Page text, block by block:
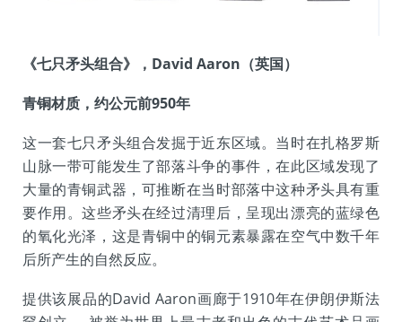
《七只矛头组合》，David Aaron（英国）
青铜材质，约公元前950年
这一套七只矛头组合发掘于近东区域。当时在扎格罗斯
山脉一带可能发生了部落斗争的事件，在此区域发现了
大量的青铜武器，可推断在当时部落中这种矛头具有重
要作用。这些矛头在经过清理后，呈现出漂亮的蓝绿色
的氧化光泽，这是青铜中的铜元素暴露在空气中数千年
后所产生的自然反应。
提供该展品的David Aaron画廊于1910年在伊朗伊斯法